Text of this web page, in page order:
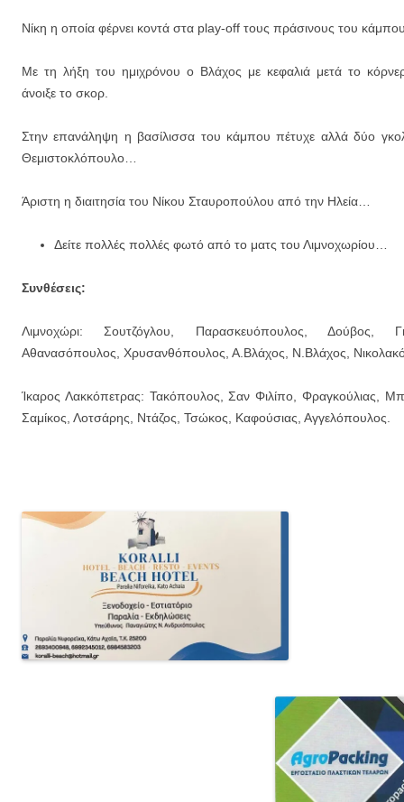
Νίκη η οποία φέρνει κοντά στα play-off τους πράσινους του
Με τη λήξη του ημιχρόνου ο Βλάχος με κεφαλιά μετά το
άνοιξε το σκορ.
Στην επανάληψη η βασίλισσα του κάμπου πέτυχε αλλά δύο
Θεμιστοκλόπουλο…
Άριστη η διαιτησία του Νίκου Σταυροπούλου από την Ηλεία…
Δείτε πολλές πολλές φωτό από το ματς του Λιμνοχωρίου…
Συνθέσεις:
Λιμνοχώρι: Σουτζόγλου, Παρασκευόπουλος, Δούβος,
Αθανασόπουλος, Χρυσανθόπουλος, Α.Βλάχος, Ν.Βλάχος,
Ίκαρος Λακκόπετρας: Τακόπουλος, Σαν Φιλίπο, Φραγκούλιας,
Σαμίκος, Λοτσάρης, Ντάζος, Τσώκος, Καφούσιας, Αγγελόπουλος.